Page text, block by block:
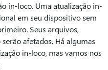
in-loco. Uma atualização in-
em seu dispositivo sem
Seus arquivos,
afetados. Há algumas
in-loco, mas vamos nos